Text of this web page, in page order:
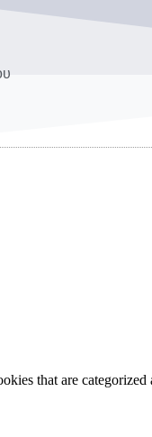
that are categorized